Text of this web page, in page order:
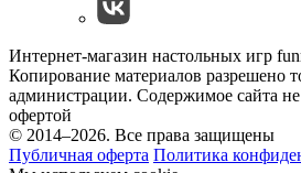
Интернет-магазин настольных игр
Копирование материалов разрешено
администрации. Содержимое сайта
офертой
© 2014–2026. Все права защищены
Публичная оферта Политика